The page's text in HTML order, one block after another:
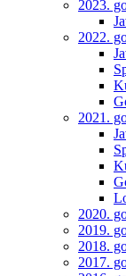
2023.
2022.
2021.
2020.
2019.
2018.
2017.